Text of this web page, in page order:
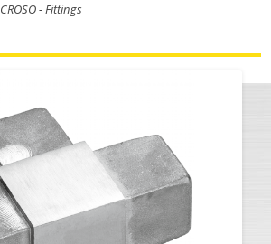
CROSO - Fittings